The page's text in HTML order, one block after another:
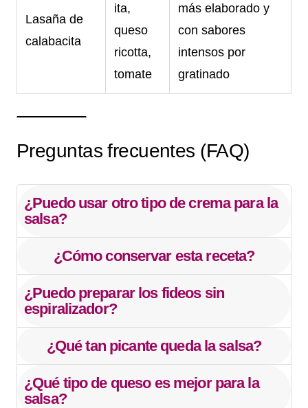
Lasaña de
calabacita
ita,
queso
ricotta,
tomate
más elaborado y
con sabores
intensos por
gratinado
Preguntas frecuentes (FAQ)
¿Puedo usar otro tipo de crema para la
salsa?
¿Cómo conservar esta receta?
¿Puedo preparar los fideos sin
espiralizador?
¿Qué tan picante queda la salsa?
¿Qué tipo de queso es mejor para la
salsa?